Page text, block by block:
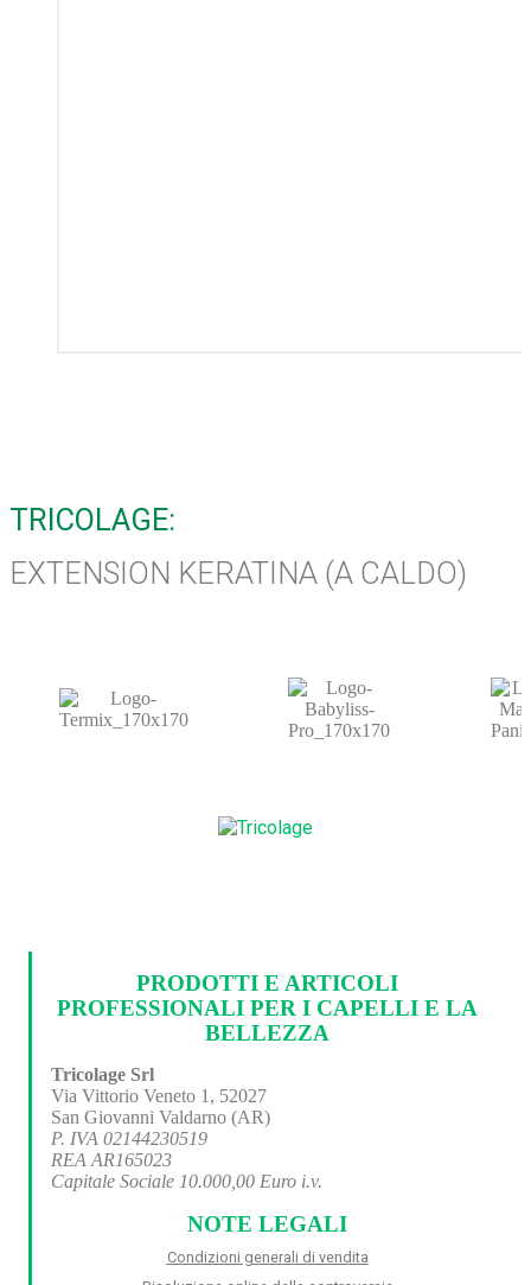
TRICOLAGE:
EXTENSION KERATINA (A CALDO)
PRODOTTI E ARTICOLI
PROFESSIONALI PER I CAPELLI E LA
BELLEZZA
Tricolage Srl
Via Vittorio Veneto 1, 52027
San Giovanni Valdarno (AR)
P. IVA 02144230519
REA AR165023
Capitale Sociale 10.000,00 Euro i.v.
NOTE LEGALI
Condizioni generali di vendita